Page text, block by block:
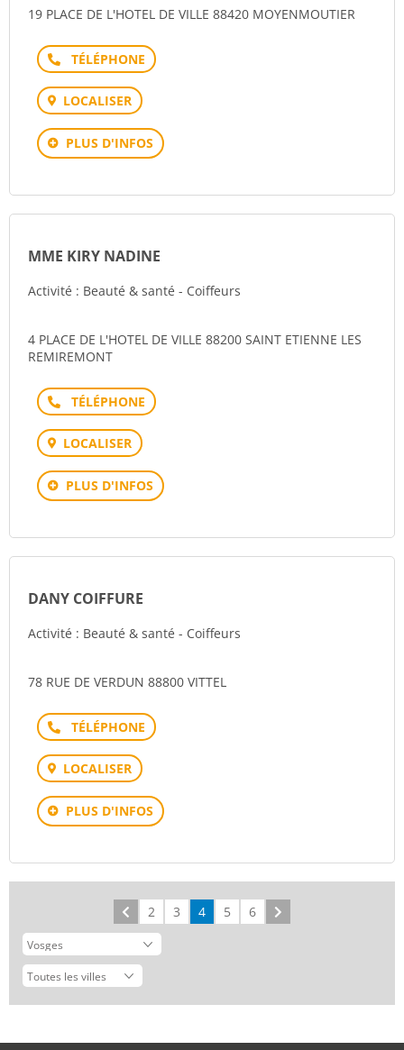
19 PLACE DE L'HOTEL DE VILLE 88420 MOYENMOUTIER
Téléphone
LOCALISER
PLUS D'INFOS
MME KIRY NADINE
Activité : Beauté & santé - Coiffeurs
4 PLACE DE L'HOTEL DE VILLE 88200 SAINT ETIENNE LES
REMIREMONT
Téléphone
LOCALISER
PLUS D'INFOS
DANY COIFFURE
Activité : Beauté & santé - Coiffeurs
78 RUE DE VERDUN 88800 VITTEL
Téléphone
LOCALISER
PLUS D'INFOS
Précédent
2 3 4 5 6